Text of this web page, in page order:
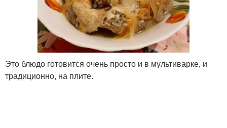
Это блюдо готовится очень просто и в мультиварке, и
традиционно, на плите.